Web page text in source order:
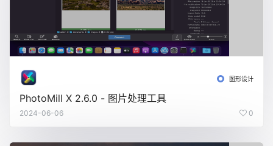
图形设计
PhotoMill X 2.6.0 - 图片处理工具
2024-06-06 0